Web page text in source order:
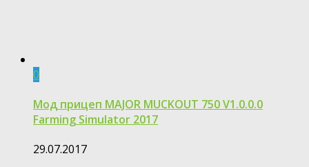
0
Мод прицеп MAJOR MUCKOUT 750 V1.0.0.0
Farming Simulator 2017
29.07.2017